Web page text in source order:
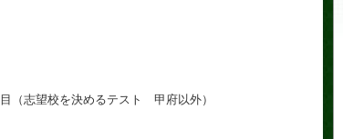
志望校を決めるテスト 甲府以外）